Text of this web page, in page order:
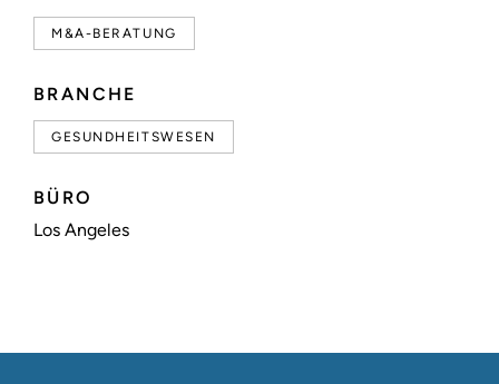
M&A-BERATUNG
BRANCHE
GESUNDHEITSWESEN
BÜRO
Los Angeles